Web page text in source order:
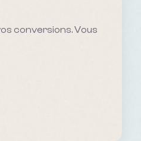
conversions. Vous